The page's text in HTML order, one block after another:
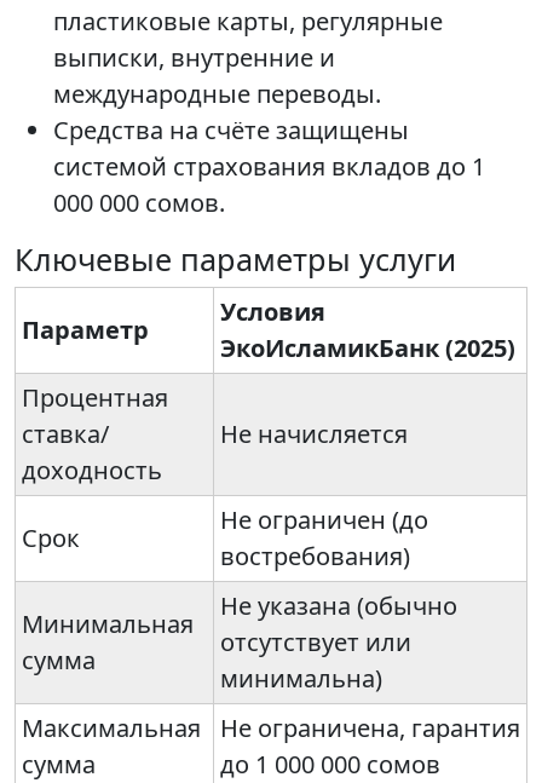
пластиковые карты, регулярные
выписки, внутренние и
международные переводы.
Средства на счёте защищены
системой страхования вкладов до 1
000 000 сомов.
Ключевые параметры услуги
Параметр
Условия
ЭкоИсламикБанк (2025)
Процентная
ставка/
доходность
Не начисляется
Срок
Не ограничен (до
востребования)
Минимальная
сумма
Не указана (обычно
отсутствует или
минимальна)
Максимальная
сумма
Не ограничена, гарантия
до 1 000 000 сомов